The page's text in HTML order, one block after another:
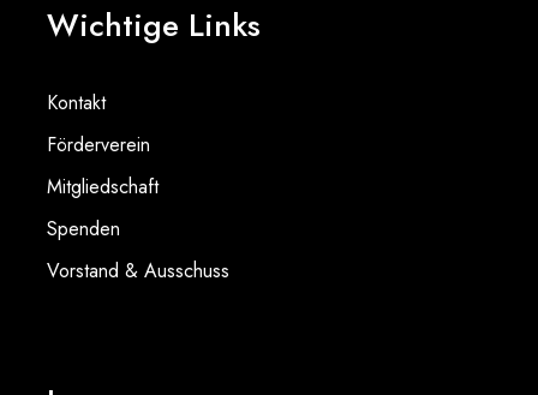
Wichtige Links
Kontakt
Förderverein
Mitgliedschaft
Spenden
Vorstand & Ausschuss